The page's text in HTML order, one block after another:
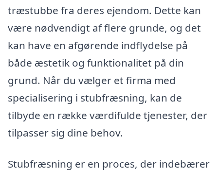
træstubbe fra deres ejendom. Dette kan
være nødvendigt af flere grunde, og det
kan have en afgørende indflydelse på
både æstetik og funktionalitet på din
grund. Når du vælger et firma med
specialisering i stubfræsning, kan de
tilbyde en række værdifulde tjenester, der
tilpasser sig dine behov.
Stubfræsning er en proces, der indebærer